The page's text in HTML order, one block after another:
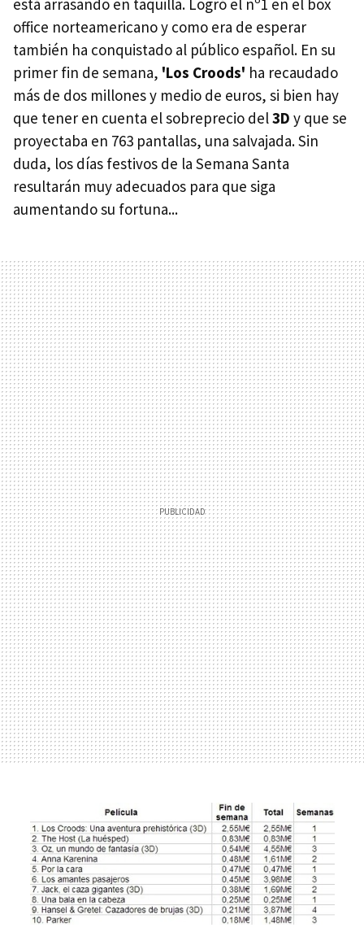
office norteamericano y como era de esperar
también ha conquistado al público español. En su
primer fin de semana, 'Los Croods' ha recaudado
más de dos millones y medio de euros, si bien hay
que tener en cuenta el sobreprecio del3D y que se
proyectaba en 763 pantallas, una salvajada. Sin
duda, los días festivos de la Semana Santa
resultarán muy adecuados para que siga
aumentando su fortuna...